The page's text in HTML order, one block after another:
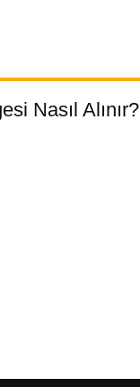
Nasıl Alınır?